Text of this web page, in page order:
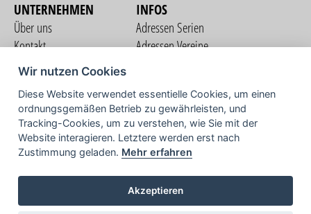
UNTERNEHMEN
Über uns
Kontakt
Nutzungsbedingungen
Datenschutzerklärung
Impressum
INFOS
Adressen Serien
Adressen Vereine
COMMUNITY
TV
Wir nutzen Cookies
Diese Website verwendet essentielle Cookies, um einen
ordnungsgemäßen Betrieb zu gewährleisten, und
Tracking-Cookies, um zu verstehen, wie Sie mit der
Website interagieren. Letztere werden erst nach
Zustimmung geladen. Mehr erfahren
Akzeptieren